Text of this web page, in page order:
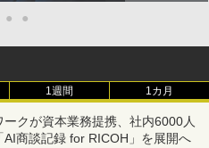
● ●
1週間 1カ月
クが資本業務提携、社内6000人
商談記録 for RICOH」を展開へ